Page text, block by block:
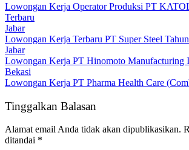
Lowongan Kerja Operator Produksi PT
Terbaru
Jabar
Lowongan Kerja Terbaru PT Super Steel
Jabar
Lowongan Kerja PT Hinomoto Manufacturing
Bekasi
Lowongan Kerja PT Pharma Health Care
Tinggalkan Balasan
Alamat email Anda tidak akan dipublikasikan.
ditandai *